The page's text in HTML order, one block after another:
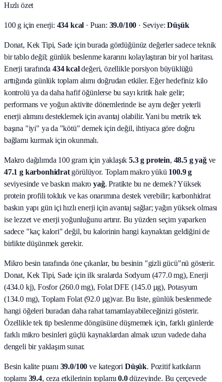
Hızlı özet
100 g için enerji: 434 kcal · Puan: 39.0/100 · Seviye: Düşük
Donat, Kek Tipi, Sade için burada gördüğünüz değerler sadece teknik
bir tablo değil; günlük beslenme kararını kolaylaştıran bir yol haritası.
Enerji tarafında434 kcaldeğeri, özellikle porsiyon büyüklüğü
arttığında günlük toplam alımı doğrudan etkiler. Eğer hedefiniz kilo
kontrolü ya da daha hafif öğünlerse bu sayı kritik hale gelir;
performans ve yoğun aktivite dönemlerinde ise aynı değer yeterli
enerji alımını desteklemek için avantaj olabilir. Yani bu metrik tek
başına "iyi" ya da "kötü" demek için değil, ihtiyaca göre doğru
bağlamı kurmak için okunmalı.
Makro dağılımda 100 gram için yaklaşık5.3g protein, 48.5g yağve
47.1 g karbonhidratgörülüyor. Toplam makro yükü 100.9g
seviyesinde ve baskın makro yağ. Pratikte bu ne demek? Yüksek
protein profili tokluk ve kas onarımına destek verebilir; karbonhidrat
baskın yapı gün içi hızlı enerji için avantaj sağlar; yağın yüksek olması
ise lezzet ve enerji yoğunluğunu artırır. Bu yüzden seçim yaparken
sadece "kaç kalori" değil, bu kalorinin hangi kaynaktan geldiğini de
birlikte düşünmek gerekir.
Mikro besin tarafında öne çıkanlar, bu besinin "gizli gücü"nü gösterir.
Donat, Kek Tipi, Sade için ilk sıralarda Sodyum (477.0 mg), Enerji
(434.0 kj), Fosfor (260.0 mg), Folat DFE (145.0 µg), Potasyum
(134.0 mg), Toplam Folat (92.0 µg)var. Bu liste, günlük beslenmede
hangi öğeleri buradan daha rahat tamamlayabileceğinizi gösterir.
Özellikle tek tip beslenme döngüsüne düşmemek için, farklı günlerde
farklı mikro besinleri güçlü kaynaklardan almak uzun vadede daha
dengeli bir yaklaşım sunar.
Besin kalite puanı 39.0/100 ve kategori Düşük. Pozitif katkıların
toplamı 39.4, ceza etkilerinin toplamı 0.0düzeyinde. Bu çerçevede